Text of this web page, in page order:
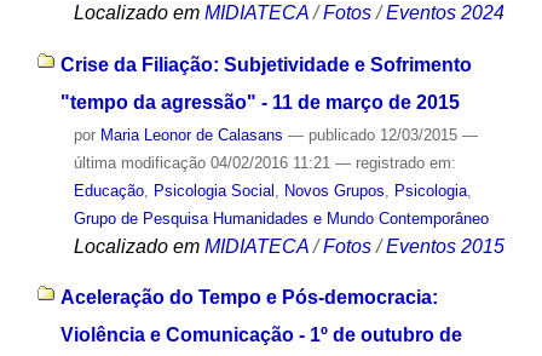
Localizado em MIDIATECA /Fotos /Eventos 2024
Crise da Filiação: Subjetividade e Sofrimento
"tempo da agressão" - 11 de março de 2015
por Maria Leonor de Calasans — publicado12/03/2015 —
última modificação04/02/2016 11:21 — registrado em:
Educação, Psicologia Social Novos Grupos Psicologia,
Grupo de Pesquisa Humanidades e Mundo Contemporâneo
Localizado em MIDIATECA /Fotos /Eventos 2015
Aceleração do Tempo e Pós-democracia:
Violência e Comunicação - 1º de outubro de